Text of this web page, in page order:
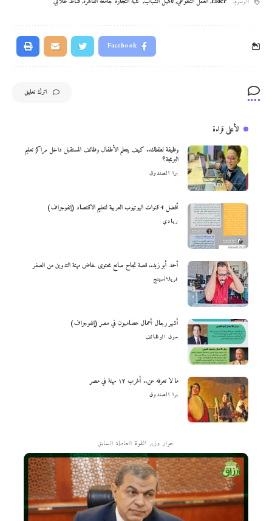
Facebook
اترك تعليق
الأعلى قراءة
وظيفة لطفلك.. كيف يتعلم الأطفال وظائف المستقبل داخل مراكز تعليم
البرمجة؟
برا الصندوق
أفضل 4 قنوات اليوتيوب العربية لتعليم الاقتصاد (إنفوجراف)
ريادي
أحمد أبو زيد.. قصة نجاح صانع محتوى خاض مهنة التدوين من الصفر
فريلانسينج
أشهر رجال أعمال عصاميون في مصر (إنفوجراف)
سوق الوظائف
ما لا تعرفه عن.. أغرب ١٢ مهنة في مصر
برا الصندوق
حوار وزير القوة العاملة السابق